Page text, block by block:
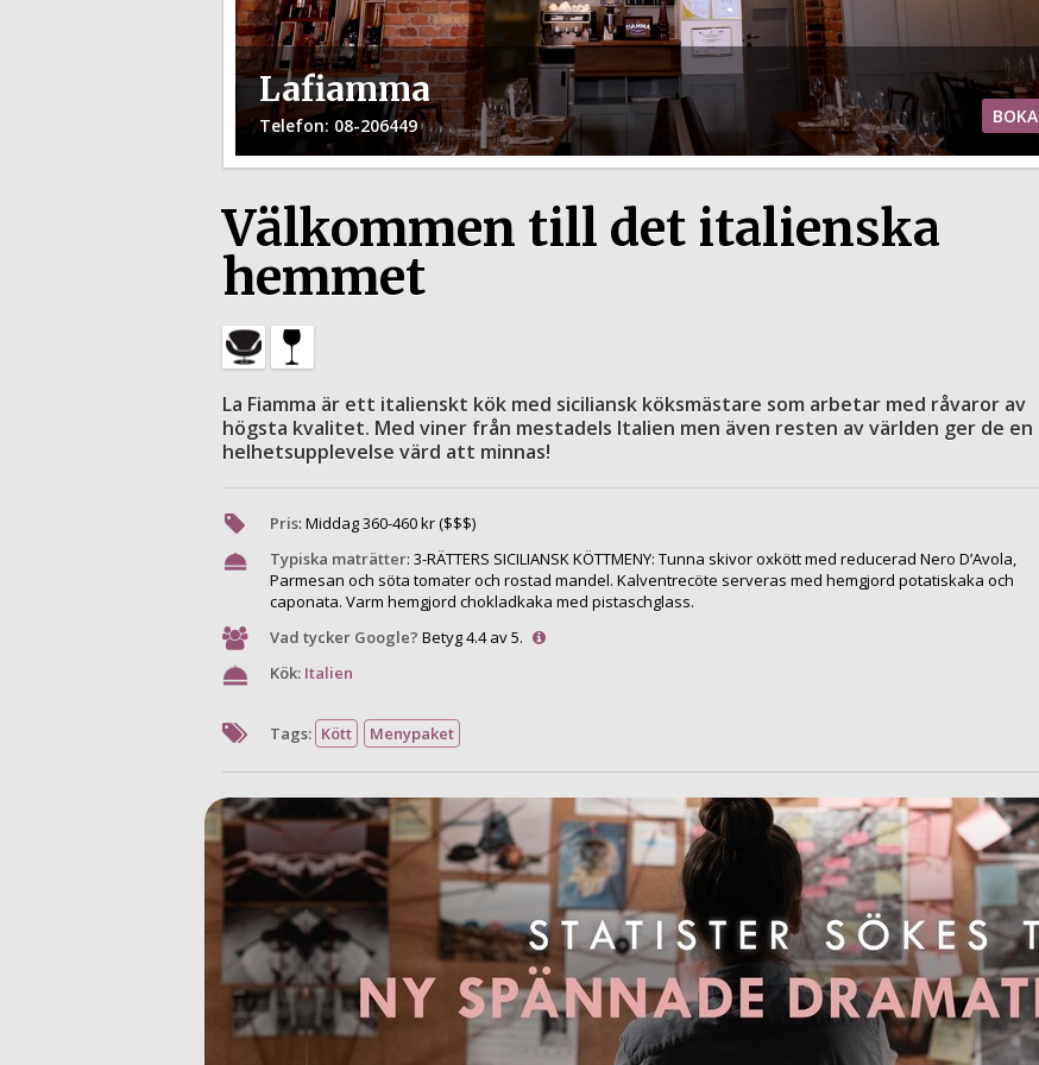
Lafiamma
Telefon: 08-206449 BOKA
Välkommen till det italienska
hemmet
La Fiamma är ett italienskt kök med siciliansk köksmästare som arbetar med råvaror av
högsta kvalitet. Med viner från mestadels Italien men även resten av världen ger de en
helhetsupplevelse värd att minnas!
Pris: Middag360-460kr ($$$)
Typiska maträtter: 3-RÄTTERS SICILIANSK KÖTTMENY: Tunna skivor oxkött med reducerad Nero D’Avola,
Parmesan och söta tomater och rostad mandel. Kalventrecöte serveras med hemgjord potatiskaka och
caponata. Varm hemgjord chokladkaka med pistaschglass.
Vad tycker Google? Betyg 4.4 av 5.
Kök: Italien
Tags: Kött Menypaket